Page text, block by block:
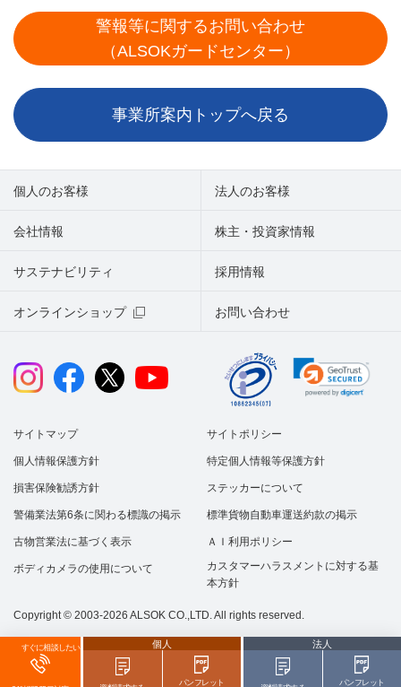
警報等に関するお問い合わせ
（ALSOKガードセンター）
事業所案内トップへ戻る
すぐに相談したい 個人
パンフレット
法人
パンフレット
個人のお客様 法人のお客様
会社情報 株主・投資家情報
サステナビリティ
オンラインショップ お問い合わせ
採用情報
サイトマップ サイトポリシー
個人情報保護方針 特定個人情報等保護方針
損害保険勧誘方針 ステッカーについて
警備業法第6条に関わる標識の掲示 標準貨物自動車運送約款の掲示
古物営業法に基づく表示 ＡＩ利用ポリシー
ボディカメラの使用について
カスタマーハラスメントに対する基
本方針
Copyright © 2003-2026 ALSOK CO.,LTD. All rights reserved.